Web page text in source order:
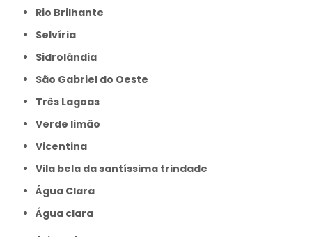
Rio Brilhante
Selvíria
Sidrolândia
São Gabriel do Oeste
Três Lagoas
Verde limão
Vicentina
Vila bela da santíssima trindade
Água Clara
Água clara